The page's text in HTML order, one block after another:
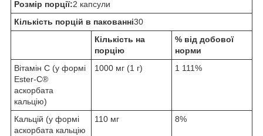
Розмір порції:2 капсули
Кількість порцій в пакованні30
Кількість на
порцію
% від добової
норми
Вітамін C (у формі
Ester-C®
аскорбата
кальцію)
1000 мг (1 г) 1 111%
Кальцій (у формі
аскорбата кальцію
110 мг 8%